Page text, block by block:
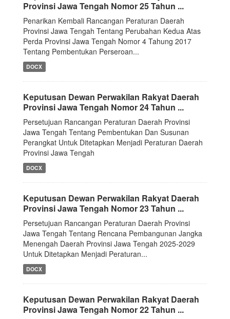
Provinsi Jawa Tengah Nomor 25 Tahun ...
Penarikan Kembali Rancangan Peraturan Daerah
Provinsi Jawa Tengah Tentang Perubahan Kedua Atas
Perda Provinsi Jawa Tengah Nomor 4 Tahung 2017
Tentang Pembentukan Perseroan...
DOCX
Keputusan Dewan Perwakilan Rakyat Daerah
Provinsi Jawa Tengah Nomor 24 Tahun ...
Persetujuan Rancangan Peraturan Daerah Provinsi
Jawa Tengah Tentang Pembentukan Dan Susunan
Perangkat Untuk Ditetapkan Menjadi Peraturan Daerah
Provinsi Jawa Tengah
DOCX
Keputusan Dewan Perwakilan Rakyat Daerah
Provinsi Jawa Tengah Nomor 23 Tahun ...
Persetujuan Rancangan Peraturan Daerah Provinsi
Jawa Tengah Tentang Rencana Pembangunan Jangka
Menengah Daerah Provinsi Jawa Tengah 2025-2029
Untuk Ditetapkan Menjadi Peraturan...
DOCX
Keputusan Dewan Perwakilan Rakyat Daerah
Provinsi Jawa Tengah Nomor 22 Tahun ...